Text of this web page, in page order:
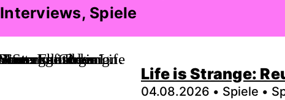
Interviews, Spiele
Life is Strange:
04.08.2026 • Spiele •